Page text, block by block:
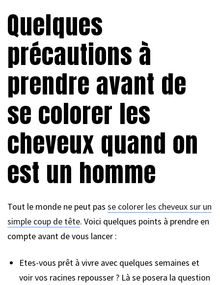
Quelques
précautions à
prendre avant de
se colorer les
cheveux quand on
est un homme
Tout le monde ne peut pas se colorer les cheveux sur un
simple coup de tête. Voici quelques points à prendre en
compte avant de vous lancer :
Etes-vous prêt à vivre avec quelques semaines et
voir vos racines repousser ? Là se posera la question